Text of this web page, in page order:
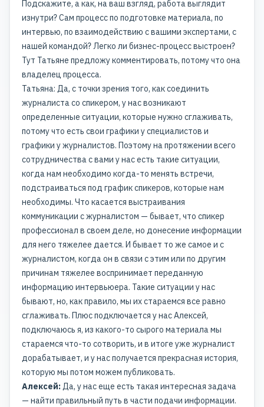
Подскажите, а как, на ваш взгляд, работа выглядит
изнутри? Сам процесс по подготовке материала, по
интервью, по взаимодействию с вашими экспертами, с
нашей командой? Легко ли бизнес-процесс выстроен?
Тут Татьяне предложу комментировать, потому что она
владелец процесса.
Татьяна: Да, с точки зрения того, как соединить
журналиста со спикером, у нас возникают
определенные ситуации, которые нужно сглаживать,
потому что есть свои графики у специалистов и
графики у журналистов. Поэтому на протяжении всего
сотрудничества с вами у нас есть такие ситуации,
когда нам необходимо когда-то менять встречи,
подстраиваться под график спикеров, которые нам
необходимы. Что касается выстраивания
коммуникации с журналистом — бывает, что спикер
профессионал в своем деле, но донесение информации
для него тяжелее дается. И бывает то же самое и с
журналистом, когда он в связи с этим или по другим
причинам тяжелее воспринимает переданную
информацию интервьюера. Такие ситуации у нас
бывают, но, как правило, мы их стараемся все равно
сглаживать. Плюс подключается у нас Алексей,
подключаюсь я, из какого-то сырого материала мы
стараемся что-то сотворить, и в итоге уже журналист
дорабатывает, и у нас получается прекрасная история,
которую мы потом можем публиковать.
Алексей:Да, у нас еще есть такая интересная задача
— найти правильный путь в части подачи информации.